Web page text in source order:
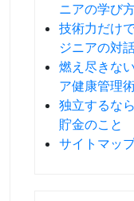
ニアの学び
技術力だけ
ジニアの対
燃え尽きな
ア健康管理
独立するな
貯金のこと
サイトマッ